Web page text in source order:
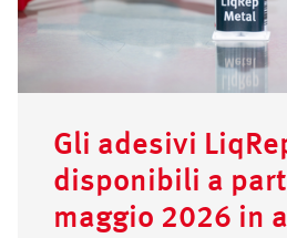
Gli adesivi
disponibili a
maggio 2026 in